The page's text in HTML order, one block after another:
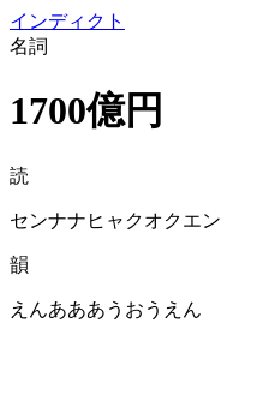
インディクト
名詞
1700億円
読
センナナヒャクオクエン
韻
えんあああうおうえん